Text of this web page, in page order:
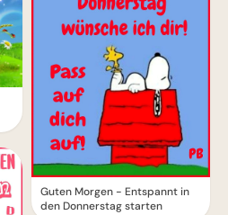
Guten Morgen - Entspannt in
den Donnerstag starten